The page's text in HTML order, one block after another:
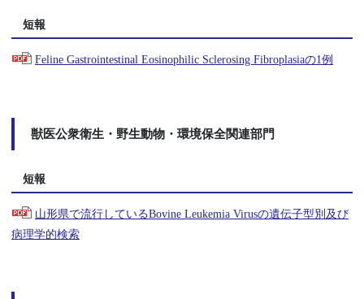
短報
Feline Gastrointestinal Eosinophilic Sclerosing Fibroplasiaの1例
獣医公衆衛生・野生動物・環境保全関連部門
短報
山形県で流行しているBovine Leukemia Virusの遺伝子型別及び
病理学的検索